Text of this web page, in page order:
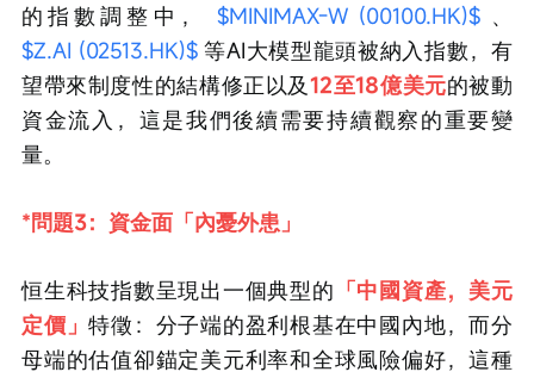
的指數調整中， $MINIMAX-W (00100.HK)$ 、
$Z.AI (02513.HK)$ 等AI大模型龍頭被納入指數，有
望帶來制度性的結構修正以及12至18億美元的被動
資金流入，這是我們後續需要持續觀察的重要變
量。
*問題3：資金面「內憂外患」
恒生科技指數呈現出一個典型的 「中國資產，美元
定價」特徵：分子端的盈利根基在中國內地，而分
母端的估值卻錨定美元利率和全球風險偏好，這種